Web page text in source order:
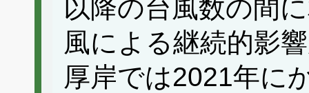
以降の台風数の間
風による継続的影
厚岸では2021年に